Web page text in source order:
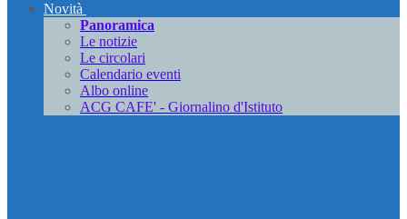
Novità
Panoramica
Le notizie
Le circolari
Calendario eventi
Albo online
ACG CAFE' - Giornalino d'Istituto